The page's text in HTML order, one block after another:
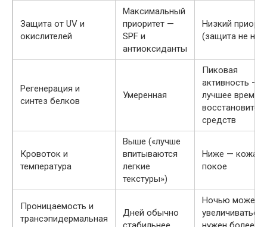
Защита от UV и
окислителей
Максимальный
приоритет —
SPF и
антиоксиданты
Низкий
(защита не
Регенерация и
синтез белков
Умеренная
Пиковая
активность —
лучшее время
средств
Кровоток и
температура
Выше («лучше
впитываются
легкие
текстуры»)
Ниже — кожа в
покое
Проницаемость и
трансэпидермальная
Дней обычно
Ночью может
увеличиваться